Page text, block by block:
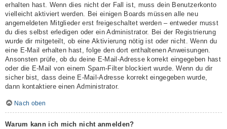
erhalten hast. Wenn dies nicht der Fall ist, muss dein Benutzerkonto
vielleicht aktiviert werden. Bei einigen Boards müssen alle neu
angemeldeten Mitglieder erst freigeschaltet werden – entweder musst
du dies selbst erledigen oder ein Administrator. Bei der Registrierung
wurde dir mitgeteilt, ob eine Aktivierung nötig ist oder nicht. Wenn du
eine E-Mail erhalten hast, folge den dort enthaltenen Anweisungen.
Ansonsten prüfe, ob du deine E-Mail-Adresse korrekt eingegeben hast
oder die E-Mail von einem Spam-Filter blockiert wurde. Wenn du dir
sicher bist, dass deine E-Mail-Adresse korrekt eingegeben wurde,
dann kontaktiere einen Administrator.
Nach oben
Warum kann ich mich nicht anmelden?